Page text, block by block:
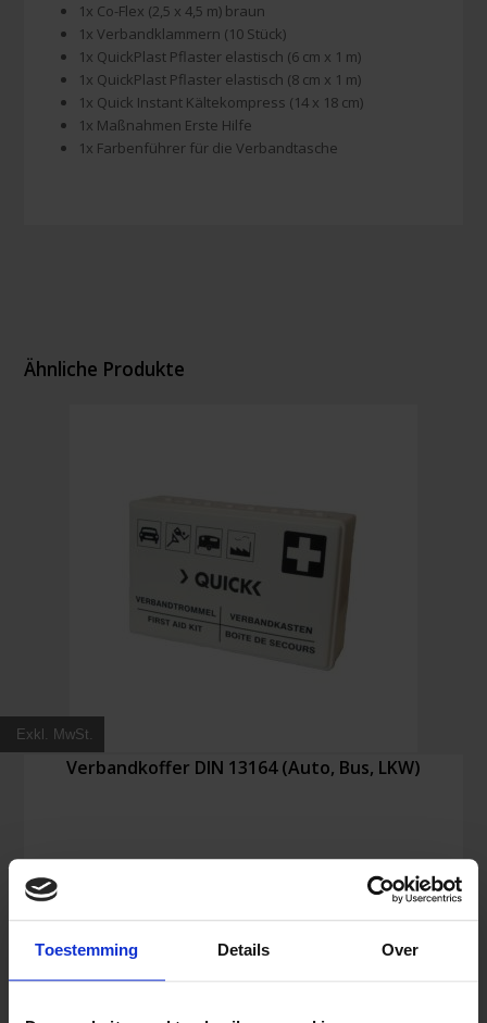
Toestemming Details Over
Exkl. MwSt.
1x Co-Flex (2,5 x 4,5 m) braun
1x Verbandklammern (10 Stück)
1x QuickPlast Pflaster elastisch (6 cm x 1 m)
1x QuickPlast Pflaster elastisch (8 cm x 1 m)
1x Quick Instant Kältekompress (14 x 18 cm)
1x Maßnahmen Erste Hilfe
1x Farbenführer für die Verbandtasche
Ähnliche Produkte
Verbandkoffer DIN 13164 (Auto, Bus, LKW)
Verbandkoffer